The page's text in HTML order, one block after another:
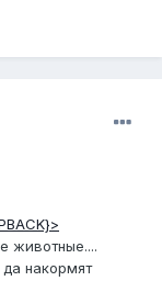
животные....
накормят